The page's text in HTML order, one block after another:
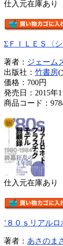
仕入元在庫あり
ΣＦＩＬＥＳ〈
著者： ジェーム
出版社： 竹書房(
価格： 700円
発売日：2015年
商品コード：
仕入元在庫あり
’８０ｓリアル
著者： あさのま